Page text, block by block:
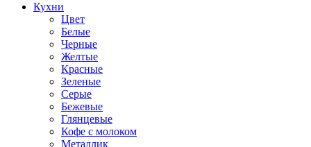
Кухни
Цвет
Белые
Черные
Желтые
Красные
Зеленые
Серые
Бежевые
Глянцевые
Кофе с молоком
Металлик